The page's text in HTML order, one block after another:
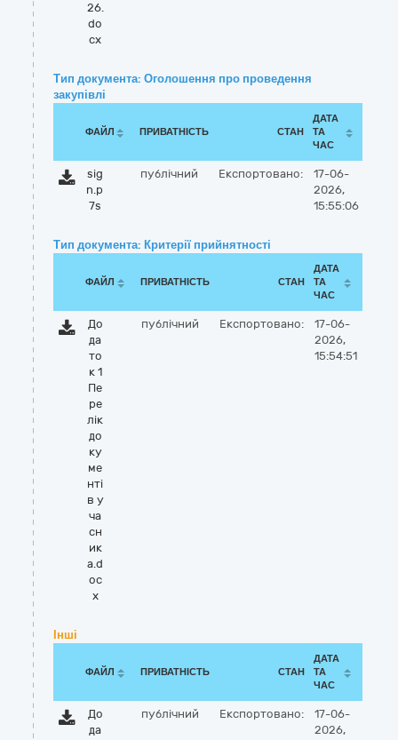
26.
do
cx
Тип документа: Оголошення про проведення
закупівлі
ФАЙЛ ПРИВАТНІСТЬ СТАН
ДАТА
ТА
ЧАС
sig
n.p
7s
публічний Експортовано:
17-06-
2026,
15:55:06
Тип документа: Критерії прийнятності
ФАЙЛ ПРИВАТНІСТЬ СТАН
ДАТА
ТА
ЧАС
До
да
то
к 1
Пе
ре
лік
до
ку
ме
нті
в у
ча
сн
ик
а.d
oc
x
публічний Експортовано:
17-06-
2026,
15:54:51
Інші
ФАЙЛ ПРИВАТНІСТЬ СТАН
ДАТА
ТА
ЧАС
До
да
публічний Експортовано:
17-06-
2026,